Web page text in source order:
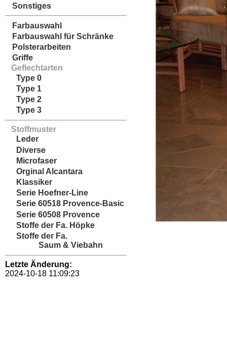
Sonstiges
Farbauswahl
Farbauswahl für Schränke
Polsterarbeiten
Griffe
Geflechtarten
Type 0
Type 1
Type 2
Type 3
Stoffmuster
Leder
Diverse
Microfaser
Orginal Alcantara
Klassiker
Serie Hoefner-Line
Serie 60518 Provence-Basic
Serie 60508 Provence
Stoffe der Fa. Höpke
Stoffe der Fa.
Saum & Viebahn
Letzte Änderung:
2024-10-18 11:09:23